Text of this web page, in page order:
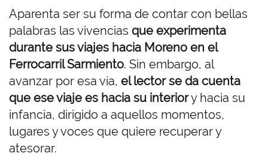
Aparenta ser su forma de contar con bellas
palabras las vivencias que experimenta
durante sus viajes hacia Moreno en el
Ferrocarril Sarmiento. Sin embargo, al
avanzar por esa vía, el lector se da cuenta
que ese viaje es hacia su interiory hacia su
infancia, dirigido a aquellos momentos,
lugares y voces que quiere recuperar y
atesorar.